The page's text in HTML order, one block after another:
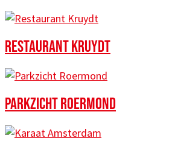
RESTAURANT KRUYDT
PARKZICHT ROERMOND